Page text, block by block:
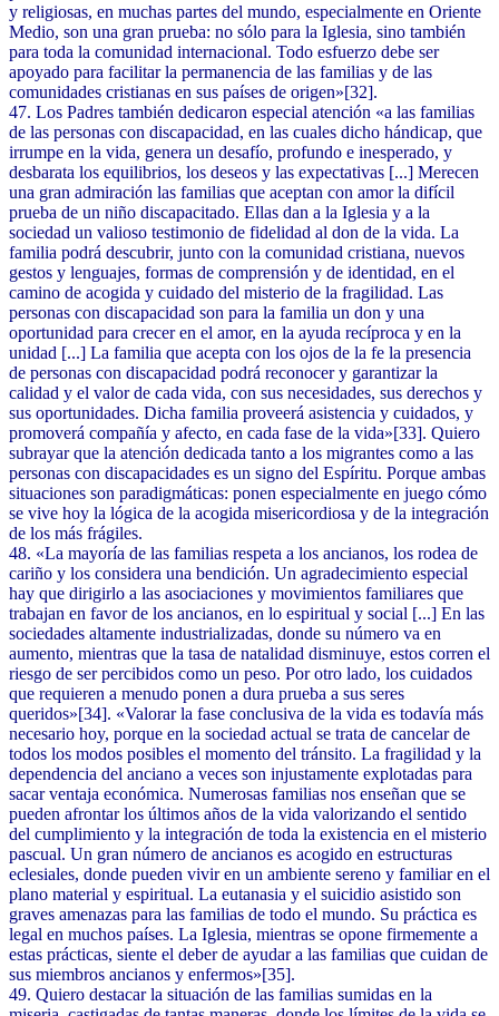
y religiosas, en muchas partes del mundo, especialmente en Oriente
Medio, son una gran prueba: no sólo para la Iglesia, sino también
para toda la comunidad internacional. Todo esfuerzo debe ser
apoyado para facilitar la permanencia de las familias y de las
comunidades cristianas en sus países de origen»[32].
47. Los Padres también dedicaron especial atención «a las familias
de las personas con discapacidad, en las cuales dicho hándicap, que
irrumpe en la vida, genera un desafío, profundo e inesperado, y
desbarata los equilibrios, los deseos y las expectativas [...] Merecen
una gran admiración las familias que aceptan con amor la difícil
prueba de un niño discapacitado. Ellas dan a la Iglesia y a la
sociedad un valioso testimonio de fidelidad al don de la vida. La
familia podrá descubrir, junto con la comunidad cristiana, nuevos
gestos y lenguajes, formas de comprensión y de identidad, en el
camino de acogida y cuidado del misterio de la fragilidad. Las
personas con discapacidad son para la familia un don y una
oportunidad para crecer en el amor, en la ayuda recíproca y en la
unidad [...] La familia que acepta con los ojos de la fe la presencia
de personas con discapacidad podrá reconocer y garantizar la
calidad y el valor de cada vida, con sus necesidades, sus derechos y
sus oportunidades. Dicha familia proveerá asistencia y cuidados, y
promoverá compañía y afecto, en cada fase de la vida»[33]. Quiero
subrayar que la atención dedicada tanto a los migrantes como a las
personas con discapacidades es un signo del Espíritu. Porque ambas
situaciones son paradigmáticas: ponen especialmente en juego cómo
se vive hoy la lógica de la acogida misericordiosa y de la integración
de los más frágiles.
48. «La mayoría de las familias respeta a los ancianos, los rodea de
cariño y los considera una bendición. Un agradecimiento especial
hay que dirigirlo a las asociaciones y movimientos familiares que
trabajan en favor de los ancianos, en lo espiritual y social [...] En las
sociedades altamente industrializadas, donde su número va en
aumento, mientras que la tasa de natalidad disminuye, estos corren el
riesgo de ser percibidos como un peso. Por otro lado, los cuidados
que requieren a menudo ponen a dura prueba a sus seres
queridos»[34]. «Valorar la fase conclusiva de la vida es todavía más
necesario hoy, porque en la sociedad actual se trata de cancelar de
todos los modos posibles el momento del tránsito. La fragilidad y la
dependencia del anciano a veces son injustamente explotadas para
sacar ventaja económica. Numerosas familias nos enseñan que se
pueden afrontar los últimos años de la vida valorizando el sentido
del cumplimiento y la integración de toda la existencia en el misterio
pascual. Un gran número de ancianos es acogido en estructuras
eclesiales, donde pueden vivir en un ambiente sereno y familiar en el
plano material y espiritual. La eutanasia y el suicidio asistido son
graves amenazas para las familias de todo el mundo. Su práctica es
legal en muchos países. La Iglesia, mientras se opone firmemente a
estas prácticas, siente el deber de ayudar a las familias que cuidan de
sus miembros ancianos y enfermos»[35].
49. Quiero destacar la situación de las familias sumidas en la